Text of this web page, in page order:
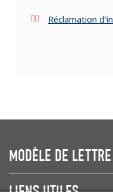
Réclamation
MODÈLE DE LETTRE